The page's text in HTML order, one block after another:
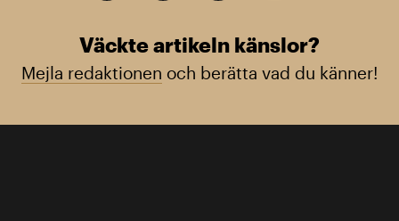
Väckte artikeln känslor?
Mejla redaktionen och berätta vad du känner!